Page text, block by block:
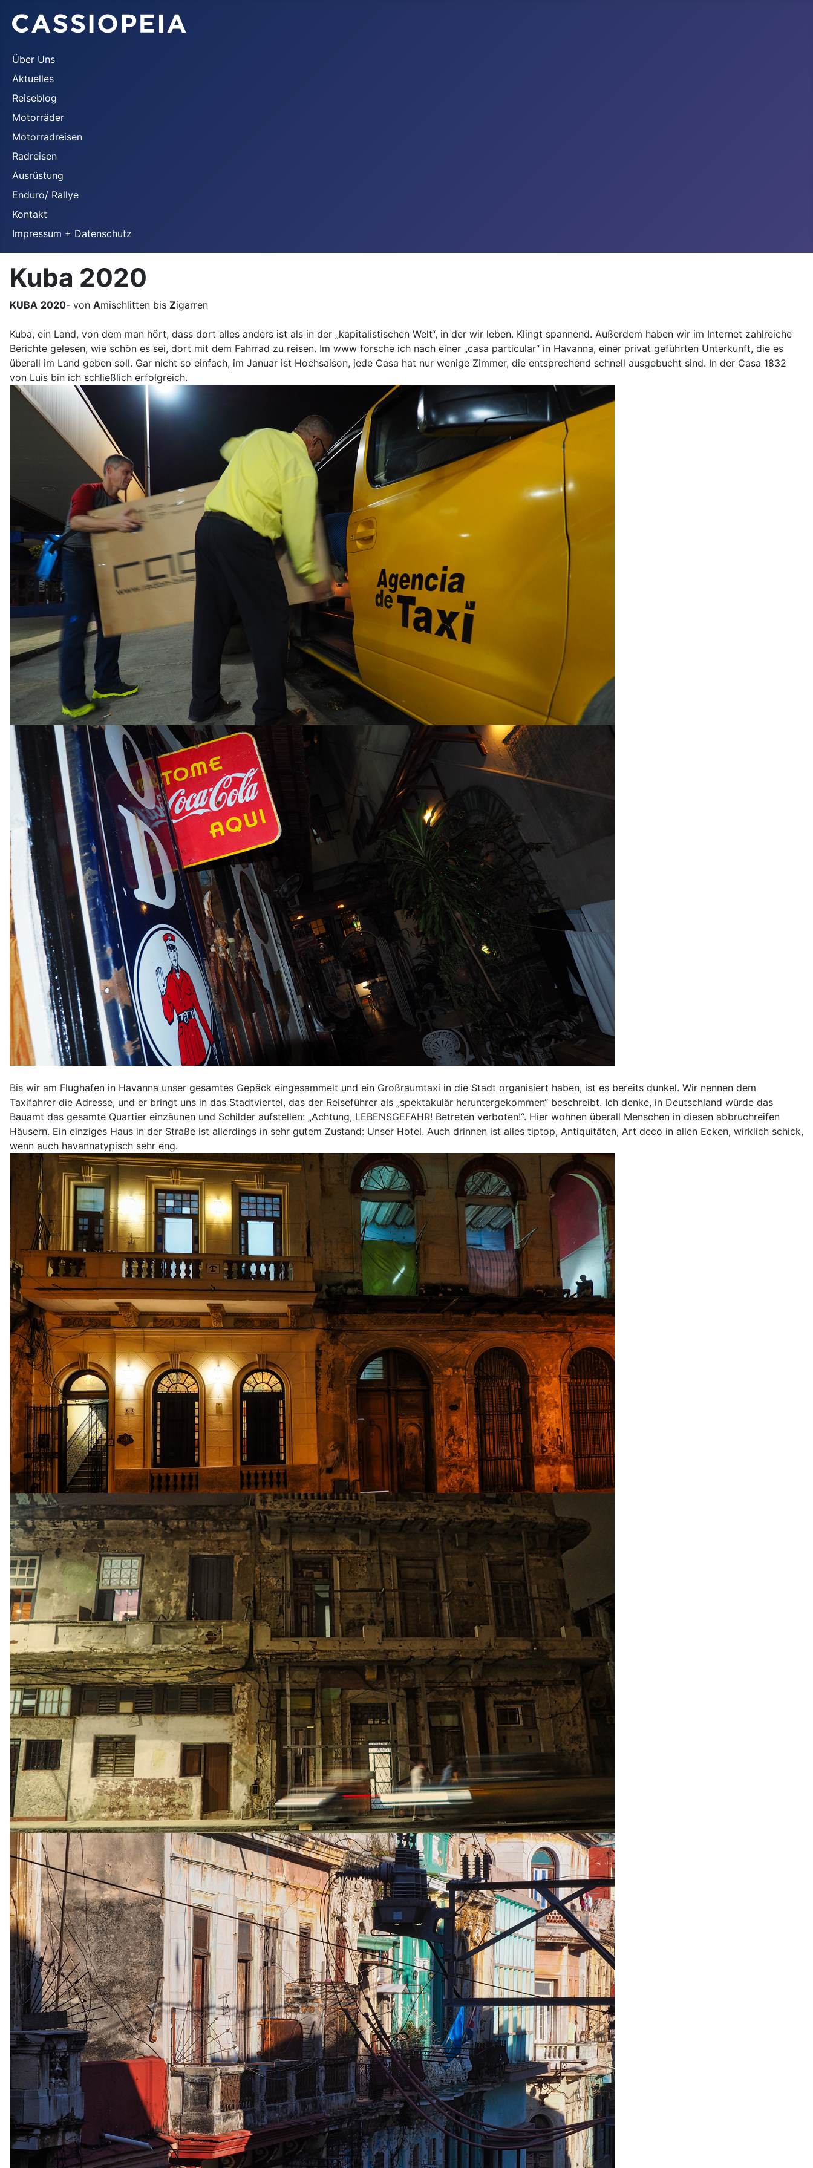
Über Uns
Aktuelles
Reiseblog
Motorräder
Motorradreisen
Radreisen
Ausrüstung
Enduro/ Rallye
Kontakt
Impressum + Datenschutz
Kuba 2020
KUBA 2020- von Amischlitten bis Zigarren
Kuba, ein Land, von dem man hört, dass dort alles anders ist als in der „kapitalistischen Welt“, in der wir leben. Klingt spannend. Außerdem haben wir im Internet zahlreiche
Berichte gelesen, wie schön es sei, dort mit dem Fahrrad zu reisen. Im www forsche ich nach einer „casa particular“ in Havanna, einer privat geführten Unterkunft, die es
überall im Land geben soll. Gar nicht so einfach, im Januar ist Hochsaison, jede Casa hat nur wenige Zimmer, die entsprechend schnell ausgebucht sind. In der Casa 1832
von Luis bin ich schließlich erfolgreich.
Bis wir am Flughafen in Havanna unser gesamtes Gepäck eingesammelt und ein Großraumtaxi in die Stadt organisiert haben, ist es bereits dunkel. Wir nennen dem
Taxifahrer die Adresse, und er bringt uns in das Stadtviertel, das der Reiseführer als „spektakulär heruntergekommen“ beschreibt. Ich denke, in Deutschland würde das
Bauamt das gesamte Quartier einzäunen und Schilder aufstellen: „Achtung, LEBENSGEFAHR! Betreten verboten!“. Hier wohnen überall Menschen in diesen abbruchreifen
Häusern. Ein einziges Haus in der Straße ist allerdings in sehr gutem Zustand: Unser Hotel. Auch drinnen ist alles tiptop, Antiquitäten, Art deco in allen Ecken, wirklich schick,
wenn auch havannatypisch sehr eng.